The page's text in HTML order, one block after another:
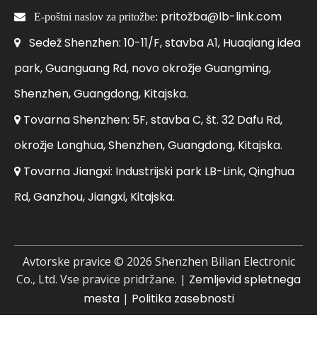
 E-poštni naslov za pritožbe: pritožba@lb-link.com
 Sedež Shenzhen: 10-11/F, stavba A1, Huaqiang idea
park, Guanguang Rd, novo okrožje Guangming,
Shenzhen, Guangdong, Kitajska.
 Tovarna Shenzhen: 5F, stavba C, št. 32 Dafu Rd,
okrožje Longhua, Shenzhen, Guangdong, Kitajska.
 Tovarna Jiangxi: Industrijski park LB-Link, Qinghua
Rd, Ganzhou, Jiangxi, Kitajska.
Avtorske pravice © 2026 Shenzhen Bilian Electronic
Co., Ltd. Vse pravice pridržane. | Zemljevid spletnega
mesta| Politika zasebnosti